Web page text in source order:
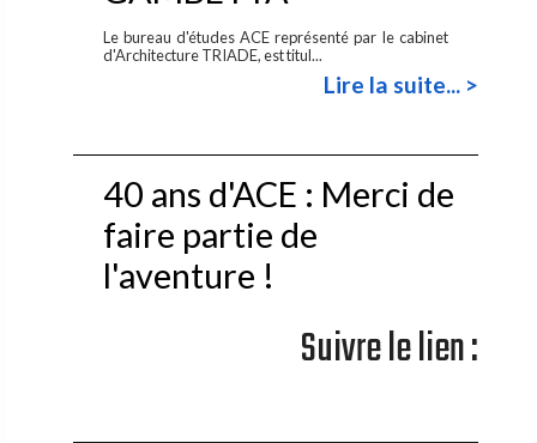
Le bureau d'études ACE représenté par le cabinet
d'Architecture TRIADE, est titul...
Lire la suite... >
40 ans d'ACE : Merci de
faire partie de
l'aventure !
Suivre le lien :